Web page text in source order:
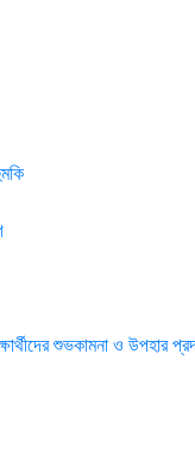
শুভকামনা ও উপহার